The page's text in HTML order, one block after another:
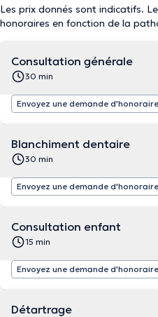
Les prix donnés sont indicatifs.
honoraires en fonction de la
Consultation générale
30 min
Envoyez une demande
Blanchiment dentaire
30 min
Envoyez une demande
Consultation enfant
15 min
Envoyez une demande
Détartrage